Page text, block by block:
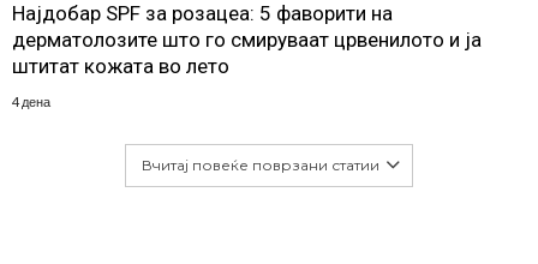
Најдобар SPF за розацеа: 5 фаворити на
дерматолозите што го смируваат црвенилото и ја
штитат кожата во лето
4 дена
Вчитај повеќе поврзани статии